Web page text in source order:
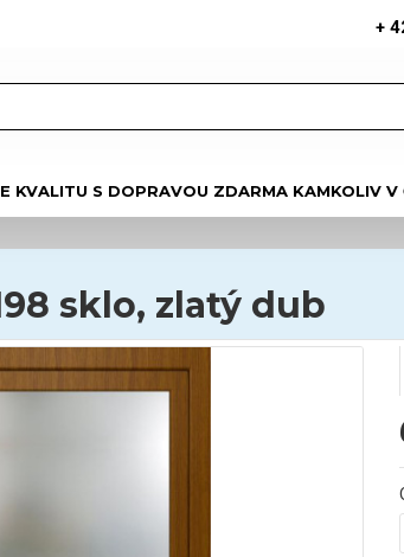
+
KVALITU S DOPRAVOU ZDARMA KAMKOLIV V
sklo, zlatý dub